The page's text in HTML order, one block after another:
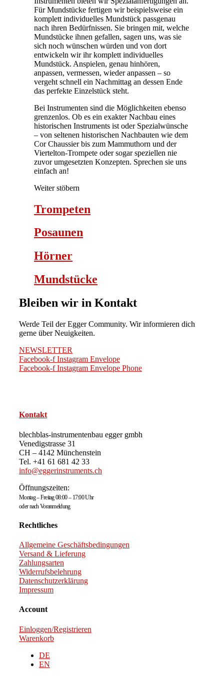
Für Mundstücke fertigen wir beispielsweise ein
komplett individuelles Mundstück passgenau
nach ihren Bedürfnissen. Sie bringen mit, welche
Mundstücke ihnen gefallen, sagen uns, was sie
sich noch wünschen würden und von dort
entwickeln wir ihr komplett individuelles
Mundstück. Anspielen, genau hinhören,
anpassen, vermessen, wieder anpassen – so
vergeht schnell ein Nachmittag an dessen Ende
das perfekte Einzelstück steht.
Bei Instrumenten sind die Möglichkeiten ebenso
grenzenlos. Ob es ein exakter Nachbau eines
historischen Instruments ist oder Spezialwünsche
– von seltenen historischen Nachbauten wie dem
Cor Chaussier bis zum Mammuthorn und der
Viertelton-Trompete oder sogar speziellen nie
zuvor umgesetzten Konzepten. Sprechen sie uns
einfach an!
Weiter stöbern
Trompeten
Posaunen
Hörner
Mundstücke
Bleiben wir in Kontakt
Werde Teil der Egger Community. Wir informieren dich
gerne über Neuigkeiten.
NEWSLETTER
Facebook-f Instagram Envelope
Facebook-f Instagram Envelope Phone
Kontakt
blechblas-instrumentenbau egger gmbh
Venedigstrasse 31
CH – 4142 Münchenstein
Tel. +41 61 681 42 33
info@eggerinstruments.ch
Öffnungszeiten:
Montag – Freitag 08:00 – 17:00 Uhr
oder nach Voranmeldung
Rechtliches
Allgemeine Geschäftsbedingungen
Versand & Lieferung
Zahlungsarten
Widerrufsbelehrung
Datenschutzerklärung
Impressum
Account
Einloggen/Registrieren
Warenkorb
DE
EN